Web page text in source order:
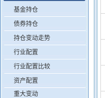
基金持仓
债券持仓
持仓变动走势
行业配置
行业配置比较
资产配置
重大变动